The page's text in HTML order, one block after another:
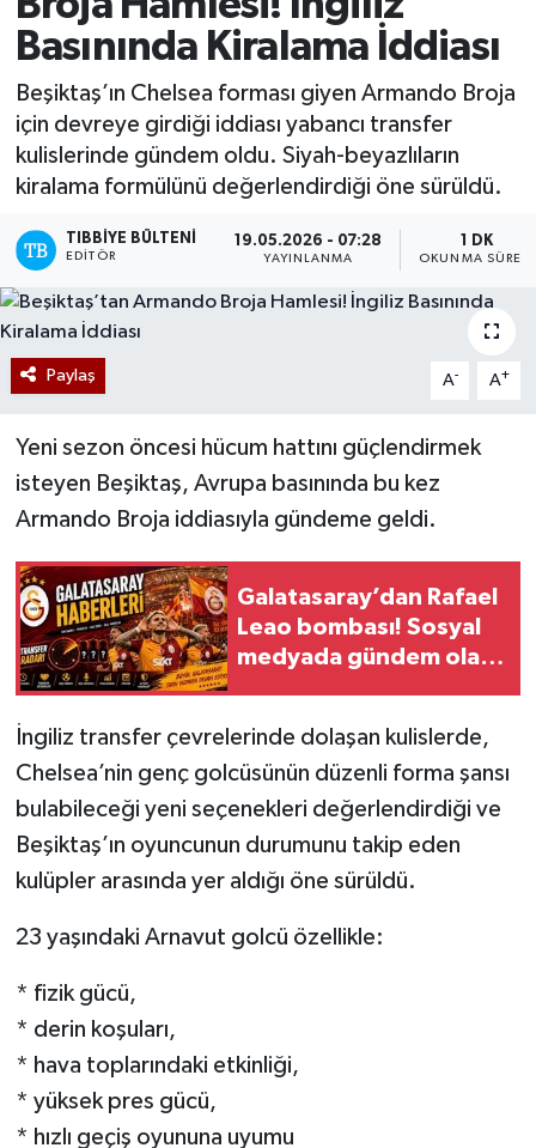
Basınında Kiralama İddiası
Beşiktaş’ın Chelsea forması giyen Armando Broja
için devreye girdiği iddiası yabancı transfer
kulislerinde gündem oldu. Siyah-beyazlıların
kiralama formülünü değerlendirdiği öne sürüldü.
TIBBIYE BÜLTENI
EDITÖR
19.05.2026 - 07:28
YAYINLANMA
1 DK
OKUNMA SÜRESI
Paylaş A- A+
Yeni sezon öncesi hücum hattını güçlendirmek
isteyen Beşiktaş, Avrupa basınında bu kez
Armando Broja iddiasıyla gündeme geldi.
Galatasaray’dan Rafael
Leao bombası! Sosyal
medyada gündem olan
İngiliz transfer çevrelerinde dolaşan kulislerde,
Chelsea’nin genç golcüsünün düzenli forma şansı
bulabileceği yeni seçenekleri değerlendirdiği ve
Beşiktaş’ın oyuncunun durumunu takip eden
kulüpler arasında yer aldığı öne sürüldü.
23 yaşındaki Arnavut golcü özellikle:
* fizik gücü,
* derin koşuları,
* hava toplarındaki etkinliği,
* yüksek pres gücü,
* hızlı geçiş oyununa uyumu